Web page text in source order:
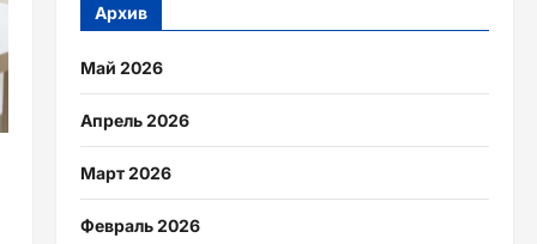
Архив
Май 2026
Апрель 2026
Март 2026
Февраль 2026